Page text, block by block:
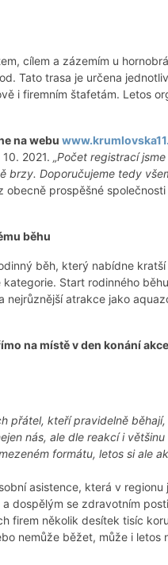
cílem a zázemím u
Tato trasa je určena
i firemním štafetám. Letos
na webu
2021. „Počet registrací
brzy. Doporučujeme tedy
prospěšné
běhu
běh, který nabídne
Start rodinného
nejrůznější atrakce jako
na místě v den konání
přátel, kteří pravidelně
nás, ale dle reakcí i
formátu, letos si ale
asistence, která v regionu
dospělým se zdravotním
firem několik desítek tisíc
nemůže běžet, může i letos